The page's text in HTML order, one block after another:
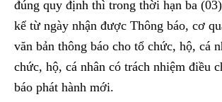
đúng quy định thì trong thời hạn ba
kể từ ngày nhận được Thông báo, cơ
văn bản thông báo cho tổ chức, hộ, cá
chức, hộ, cá nhân có trách nhiệm điều
báo phát hành mới.